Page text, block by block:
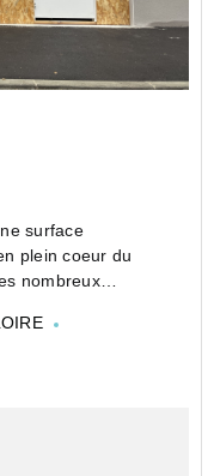
surface
plein coeur du
nombreux
m² - LA